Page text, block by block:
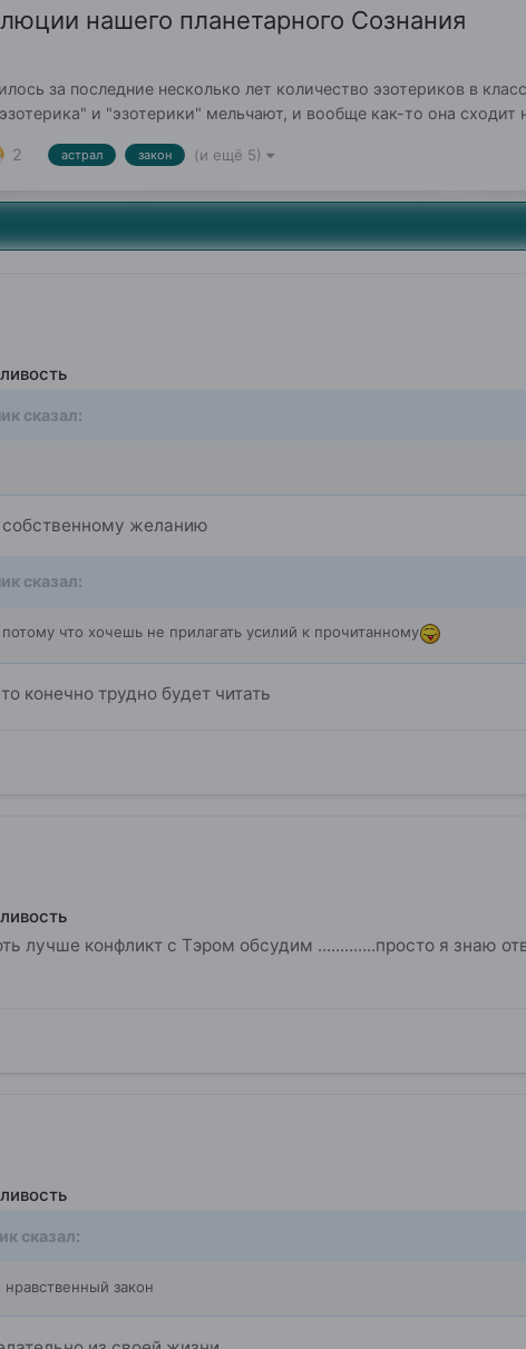
нашего планетарного Сознания
за последние несколько лет количество эзотериков в
и "эзотерики" мельчают, и вообще как-то она
2 астрал закон (и ещё 5)
сказал:
желанию
сказал:
что хочешь не прилагать усилий к прочитанному
конечно трудно будет читать
лучше конфликт с Тэром обсудим .............просто я знаю
сказал:
закон